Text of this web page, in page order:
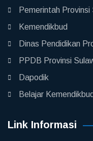
Pemerintah
Kemendikbud
Dinas Pendidikan
PPDB Provinsi
Dapodik
Belajar Kemendikbud
Link Informasi